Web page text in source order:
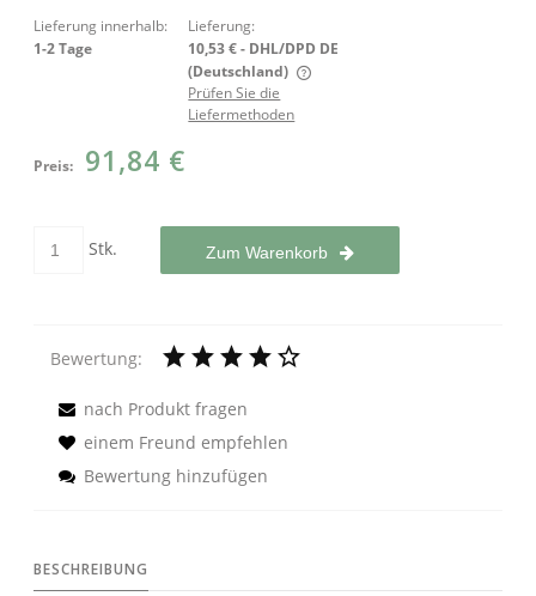
Lieferung innerhalb:
1-2 Tage
Lieferung:
10,53 €- DHL/DPD DE
(Deutschland)
Der Preis enthält keine eventuellen Zahlungskosten
Prüfen Sie die
Liefermethoden
Preis: 91,84 €
Stk. Zum Warenkorb
Bewertung:
nach Produkt fragen
einem Freund empfehlen
Bewertung hinzufügen
BESCHREIBUNG